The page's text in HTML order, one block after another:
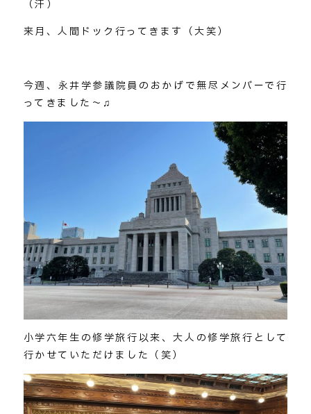
（汗）
来月、人間ドック行ってきます（大笑）
今週、永井学参議院員のおかげで無尽メンバーで行
ってきました～♫
小学六年生の修学旅行以来、大人の修学旅行として
行かせていただけました（笑）